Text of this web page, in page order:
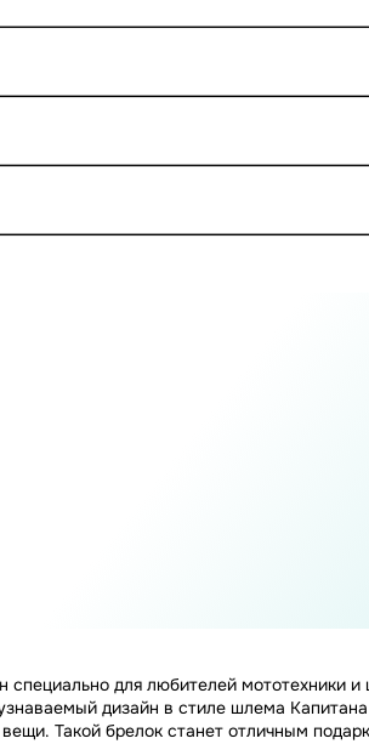
для любителей мототехники
дизайн в стиле шлема
Такой брелок станет отличным